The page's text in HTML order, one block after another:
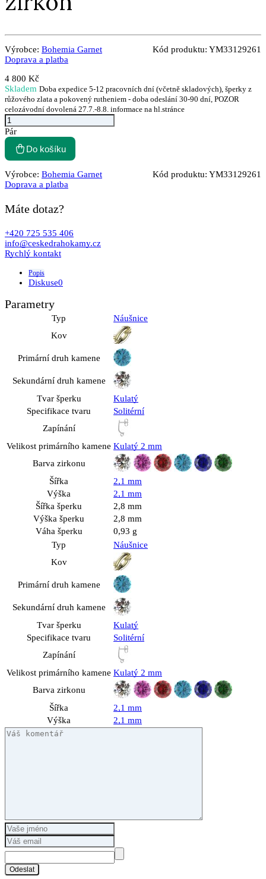
Výrobce: Bohemia Garnet Kód produktu: YM33129261
Doprava a platba
4 800 Kč
Skladem Doba expedice 5-12 pracovních dní (včetně skladových), šperky z
růžového zlata a pokovený rutheniem - doba odeslání 30-90 dní, POZOR
celozávodní dovolená 27.7.-8.8. informace na hl.stránce
Pár
Do košíku
Výrobce: Bohemia Garnet Kód produktu: YM33129261
Doprava a platba
Máte dotaz?
+420 725 535 406
info@ceskedrahokamy.cz
Rychlý kontakt
Popis
Diskuse0
Parametry
Typ
Náušnice
Kov
Primární druh kamene
Sekundární druh kamene
Tvar šperku
Kulatý
Specifikace tvaru
Solitérní
Zapínání
Velikost primárního kamene Kulatý 2 mm
Barva zirkonu
Šířka
2,1 mm
Výška
2,1 mm
Šířka šperku
2,8 mm
Výška šperku
2,8 mm
Váha šperku
0,93 g
Typ
Náušnice
Kov
Primární druh kamene
Sekundární druh kamene
Tvar šperku
Kulatý
Specifikace tvaru
Solitérní
Zapínání
Velikost primárního kamene Kulatý 2 mm
Barva zirkonu
Šířka
2,1 mm
Výška
2,1 mm
Odeslat